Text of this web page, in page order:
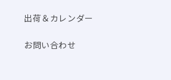
出荷＆カレンダー
お問い合わせ